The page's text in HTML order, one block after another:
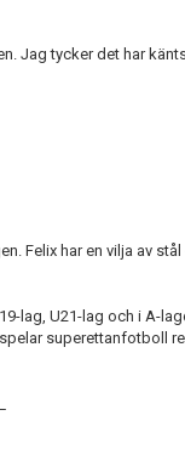
Jag tycker det har
Felix har en vilja av
lag, U21-lag och i A-
superettanfotboll